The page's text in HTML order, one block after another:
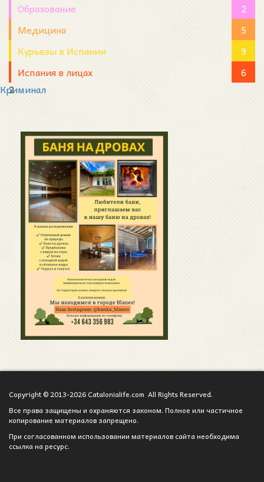
Образование
2
Медицина
5
Курьезы в Испании
9
Испания в лицах
6
Криминал
2
Copyright © 2013-2026 Catalonialife.com All Rights Reserved.
Все права защищены и охраняются законом. Полное или частичное
копирование материалов запрещено.
При согласованном использовании материалов сайта необходима
ссылка на ресурс.